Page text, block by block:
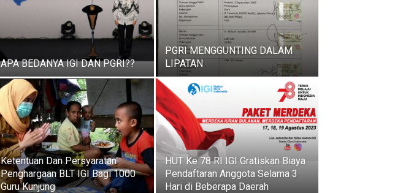
APA BEDANYA IGI DAN PGRI??
PGRI MENGGUNTING DALAM
LIPATAN
Ketentuan Dan Persyaratan
Penghargaan BLT IGI Bagi 1000
Guru Kunjung
HUT Ke 78 RI IGI Gratiskan Biaya
Pendaftaran Anggota Selama 3
Hari di Beberapa Daerah